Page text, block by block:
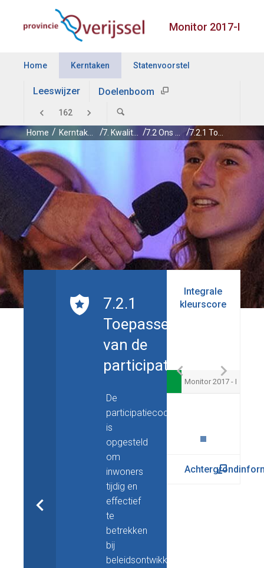
Monitor 2017-I
Home Kerntaken Statenvoorstel
Leeswijzer Doelenboom
Home 7. Kwaliteit openbaar bestuur
7.2.1
Toepassen
van de
participatiecode
De
participatiecode
is
opgesteld
om
inwoners
tijdig en
effectief
te
betrekken
bij
beleidsontwikkeling
Integrale
kleurscore
Monitor 2017 - I